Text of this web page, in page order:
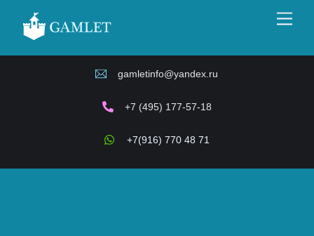
content
gamletinfo@yandex.ru
+7 (495) 177-57-18
+7(916) 770 48 71